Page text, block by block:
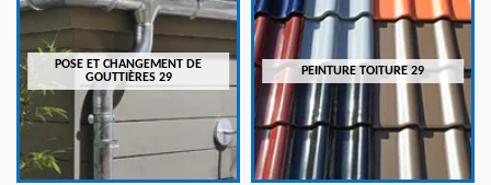
POSE ET CHANGEMENT DE
GOUTTIÈRES 29
PEINTURE TOITURE 29